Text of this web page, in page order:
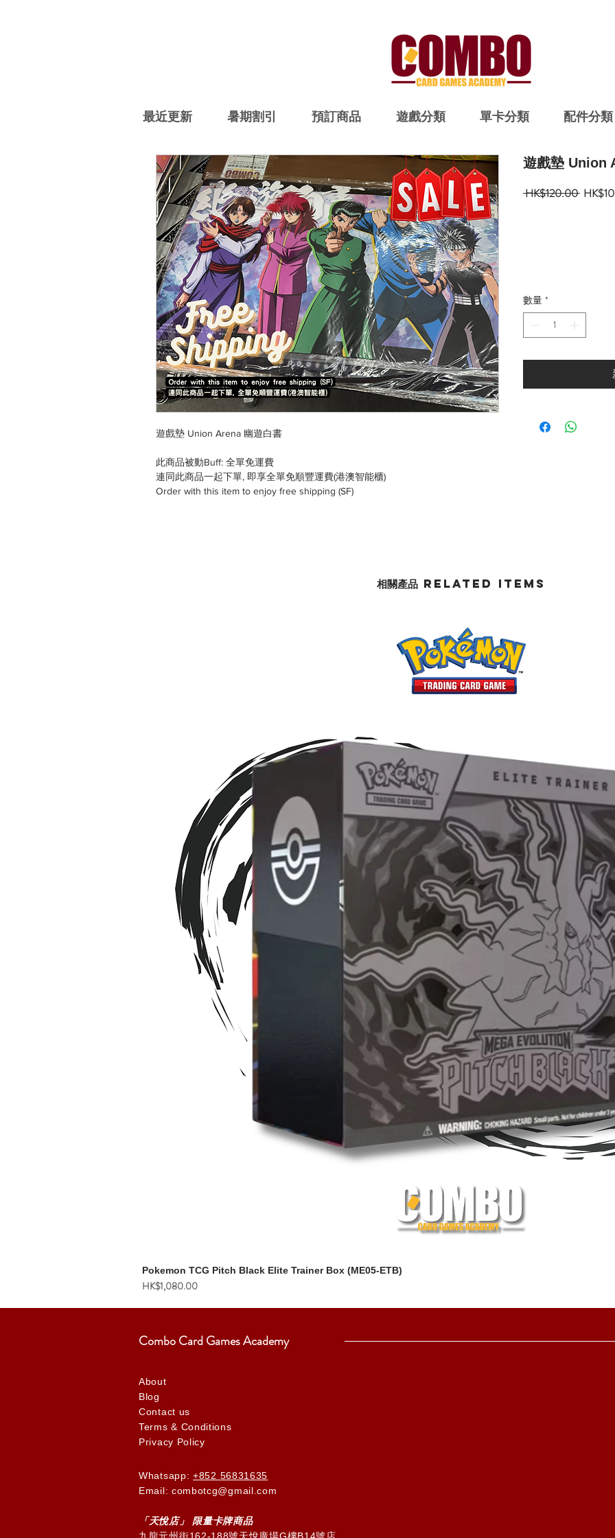
最近更新 暑期割引 預訂商品 遊戲分類 單卡分類 配件分類
遊戲墊 Union Arena 幽遊白書
此商品被動Buff: 全單免運費
連同此商品一起下單, 即享全單免順豐運費(港澳智能櫃)
Order with this item to enjoy free shipping (SF)
遊戲墊 Union
HK$120.00 一
數量 *
相關產品 Related Items
Pokemon TCG Pitch Black Elite Trainer Box (ME05-ETB)
價格
HK$1,080.00
Combo Card Games Academy
About
Blog
Contact us
Terms & Conditions
Privacy Policy
Whatsapp: +852 56831635
Email: combotcg@gmail.com
「天悅店」 限量卡牌商品